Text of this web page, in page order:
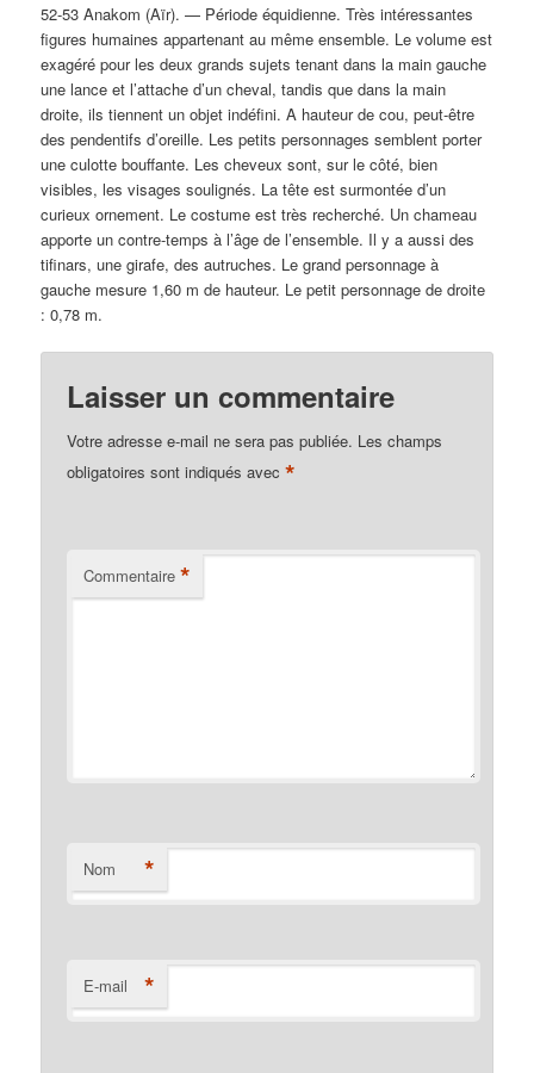
52-53 Anakom (Aïr). — Période équidienne. Très intéressantes
figures humaines appartenant au même ensemble. Le volume est
exagéré pour les deux grands sujets tenant dans la main gauche
une lance et l’attache d’un cheval, tandis que dans la main
droite, ils tiennent un objet indéfini. A hauteur de cou, peut-être
des pendentifs d’oreille. Les petits personnages semblent porter
une culotte bouffante. Les cheveux sont, sur le côté, bien
visibles, les visages soulignés. La tête est surmontée d’un
curieux ornement. Le costume est très recherché. Un chameau
apporte un contre-temps à l’âge de l’ensemble. Il y a aussi des
tifinars, une girafe, des autruches. Le grand personnage à
gauche mesure 1,60 m de hauteur. Le petit personnage de droite
: 0,78 m.
Laisser un commentaire
Votre adresse e-mail ne sera pas publiée. Les champs
obligatoires sont indiqués avec*
Commentaire *
Nom *
E-mail *